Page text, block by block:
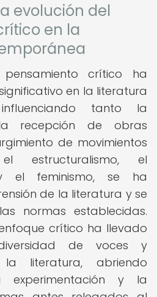
evolución del
en la
crítico ha
en la literatura
tanto la
recepción de obras
de movimientos
estructuralismo, el
el feminismo, se ha
de la literatura y se
normas establecidas.
crítico ha llevado
de voces y
literatura, abriendo
y la